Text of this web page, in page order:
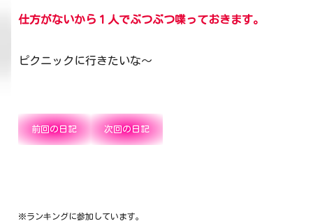
仕方がないから１人でぶつぶつ喋っておきます。
ピクニックに行きたいな～
前回の日記 次回の日記
※ランキングに参加しています。